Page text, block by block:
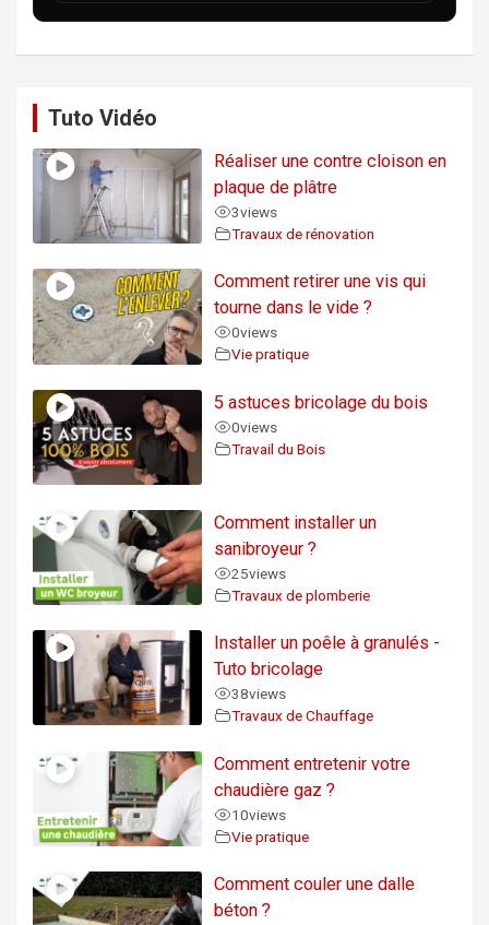
Tuto Vidéo
Réaliser une contre cloison en
plaque de plâtre
3views
Travaux de rénovation
Comment retirer une vis qui
tourne dans le vide ?
0views
Vie pratique
5 astuces bricolage du bois
0views
Travail du Bois
Comment installer un
sanibroyeur ?
25views
Travaux de plomberie
Installer un poêle à granulés -
Tuto bricolage
38views
Travaux de Chauffage
Comment entretenir votre
chaudière gaz ?
10views
Vie pratique
Comment couler une dalle
béton ?